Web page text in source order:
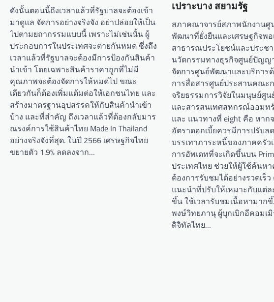
ดังนั้นตอนนี้ถึงเวลาแล้วที่รัฐบาลจะต้องเข้า
มาดูแล จัดการอย่างจริงจัง อย่าปล่อยให้เป็น
ไปตามยถากรรมแบบนี้ เพราะไม่เช่นนั้น ผู้
ประกอบการในประเทศจะตายกันหมด ซึ่งถึง
เวลาแล้วที่รัฐบาลจะต้องมีการป้องกันสินค้า
นำเข้า โดยเฉพาะสินค้าราคาถูกที่ไม่มี
คุณภาพจะต้องจัดการให้หมดไป ขณะ
เดียวกันก็ต้องเพิ่มแต้มต่อให้เอกชนไทย และ
สร้างมาตรฐานอุปสรรคให้กับสินค้านำเข้า
บ้าง และที่สำคัญ ถึงเวลาแล้วที่ต้องกลับมาร
ณรงค์การใช้สินค้าไทย Made In Thailand
อย่างจริงจังที่สุด. ในปี 2566 เศรษฐกิจไทย
ขยายตัว 1.9% ลดลงจาก…
เปราะบาง สยามรัฐ
สภาคณาจารย์สภาพนักงานศู
พัฒนาที่ยั่งยืนและเศรษฐกิจพอ
สาธารณประโยชน์และประช
นวัตกรรมทางธุรกิจศูนย์ปัญญ
จัดการศูนย์พัฒนาและบริการ
การสื่อสารศูนย์ประสานคณะ
จริยธรรมการวิจัยในมนุษย์ศู
และสารสนเทศสหกรณ์ออมท
และ แนวทางที่ eight คือ หาก
อัตราดอกเบี้ยควรมีการปรับล
บรรเทาภาระหนี้ของภาคครัว
การอัพเดทที่จะเกิดขึ้นบน
ประเทศไทย ช่วยให้ผู้ใช้ค้นห
ต้องการรับชมได้อย่างรวดเร็ว
แนะนำที่ปรับให้เหมาะกับแต่
ขึ้น ใช้เวลารับชมเนื้อหามาก
พงษ์วิทยภานุ ผู้บุกเบิกอีคอมเ
ดิจิทัลไทย…